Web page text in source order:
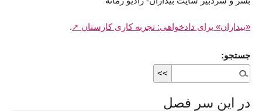
«بیداران» برای دادخواهی: تجربه کاری کارستان .
جستجو:
در اين سر فصل